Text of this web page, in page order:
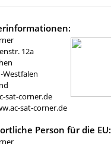
12a
sat-corner.de
sat-corner.de
Person für die EU: